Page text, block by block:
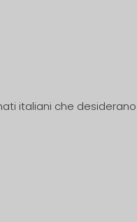
italiani che